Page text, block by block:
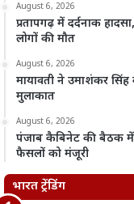
August 6, 2026
प्रतापगढ़ में दर्दनाक
लोगों की मौत
August 6, 2026
मायावती ने उमाशंकर
मुलाकात
August 6, 2026
पंजाब कैबिनेट की बैठक में
फैसलों को मंजूरी
भारत ट्रेंडिंग